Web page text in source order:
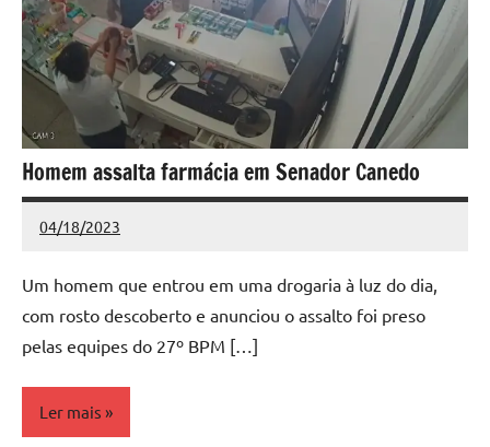
Homem assalta farmácia em Senador Canedo
04/18/2023
Redação
Nenhum
Um homem que entrou em uma drogaria à luz do dia,
com rosto descoberto e anunciou o assalto foi preso
pelas equipes do 27º BPM […]
Ler mais